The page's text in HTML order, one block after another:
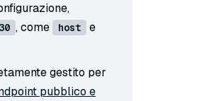
, come host
e
gestito per
pubblico e